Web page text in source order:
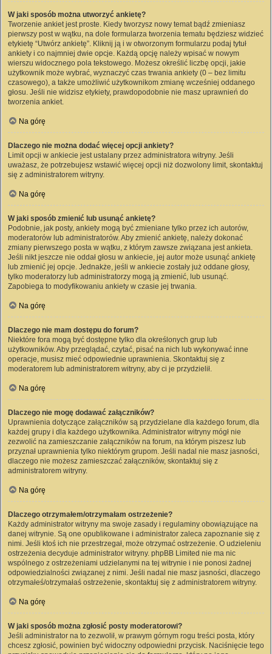
W jaki sposób można utworzyć ankietę?
Tworzenie ankiet jest proste. Kiedy tworzysz nowy temat bądź zmieniasz
pierwszy post w wątku, na dole formularza tworzenia tematu będziesz widzieć
etykietę “Utwórz ankietę”. Kliknij ją i w otworzonym formularzu podaj tytuł
ankiety i co najmniej dwie opcje. Każdą opcję należy wpisać w nowym
wierszu widocznego pola tekstowego. Możesz określić liczbę opcji, jakie
użytkownik może wybrać, wyznaczyć czas trwania ankiety (0 – bez limitu
czasowego), a także umożliwić użytkownikom zmianę wcześniej oddanego
głosu. Jeśli nie widzisz etykiety, prawdopodobnie nie masz uprawnień do
tworzenia ankiet.
Na górę
Dlaczego nie można dodać więcej opcji ankiety?
Limit opcji w ankiecie jest ustalany przez administratora witryny. Jeśli
uważasz, że potrzebujesz wstawić więcej opcji niż dozwolony limit, skontaktuj
się z administratorem witryny.
Na górę
W jaki sposób zmienić lub usunąć ankietę?
Podobnie, jak posty, ankiety mogą być zmieniane tylko przez ich autorów,
moderatorów lub administratorów. Aby zmienić ankietę, należy dokonać
zmiany pierwszego posta w wątku, z którym zawsze związana jest ankieta.
Jeśli nikt jeszcze nie oddał głosu w ankiecie, jej autor może usunąć ankietę
lub zmienić jej opcje. Jednakże, jeśli w ankiecie zostały już oddane głosy,
tylko moderatorzy lub administratorzy mogą ją zmienić, lub usunąć.
Zapobiega to modyfikowaniu ankiety w czasie jej trwania.
Na górę
Dlaczego nie mam dostępu do forum?
Niektóre fora mogą być dostępne tylko dla określonych grup lub
użytkowników. Aby przeglądać, czytać, pisać na nich lub wykonywać inne
operacje, musisz mieć odpowiednie uprawnienia. Skontaktuj się z
moderatorem lub administratorem witryny, aby ci je przydzielił.
Na górę
Dlaczego nie mogę dodawać załączników?
Uprawnienia dotyczące załączników są przydzielane dla każdego forum, dla
każdej grupy i dla każdego użytkownika. Administrator witryny mógł nie
zezwolić na zamieszczanie załączników na forum, na którym piszesz lub
przyznał uprawnienia tylko niektórym grupom. Jeśli nadal nie masz jasności,
dlaczego nie możesz zamieszczać załączników, skontaktuj się z
administratorem witryny.
Na górę
Dlaczego otrzymałem/otrzymałam ostrzeżenie?
Każdy administrator witryny ma swoje zasady i regulaminy obowiązujące na
danej witrynie. Są one opublikowane i administrator zaleca zapoznanie się z
nimi. Jeśli ktoś ich nie przestrzegał, może otrzymać ostrzeżenie. O udzieleniu
ostrzeżenia decyduje administrator witryny. phpBB Limited nie ma nic
wspólnego z ostrzeżeniami udzielanymi na tej witrynie i nie ponosi żadnej
odpowiedzialności związanej z nimi. Jeśli nadal nie masz jasności, dlaczego
otrzymałeś/otrzymałaś ostrzeżenie, skontaktuj się z administratorem witryny.
Na górę
W jaki sposób można zgłosić posty moderatorowi?
Jeśli administrator na to zezwolił, w prawym górnym rogu treści posta, który
chcesz zgłosić, powinien być widoczny odpowiedni przycisk. Naciśnięcie tego